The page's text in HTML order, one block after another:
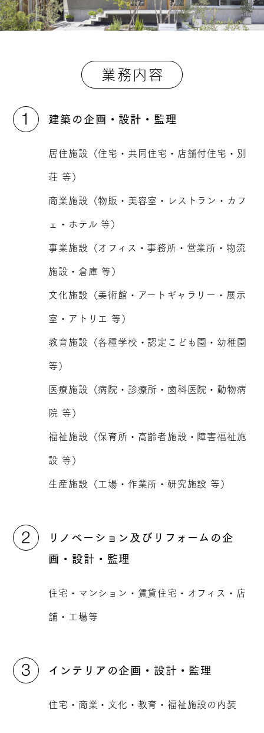
業務内容
建築の企画・設計・監理
居住施設（住宅・共同住宅・店舗付住宅・別
荘 等）
商業施設（物販・美容室・レストラン・カフ
ェ・ホテル 等）
事業施設（オフィス・事務所・営業所・物流
施設・倉庫 等）
文化施設（美術館・アートギャラリー・展示
室・アトリエ 等）
教育施設（各種学校・認定こども園・幼稚園
等）
医療施設（病院・診療所・歯科医院・動物病
院 等）
福祉施設（保育所・高齢者施設・障害福祉施
設 等）
生産施設（工場・作業所・研究施設 等）
リノベーション及びリフォームの企
画・設計・監理
住宅・マンション・賃貸住宅・オフィス・店
舗・工場等
インテリアの企画・設計・監理
住宅・商業・文化・教育・福祉施設の内装